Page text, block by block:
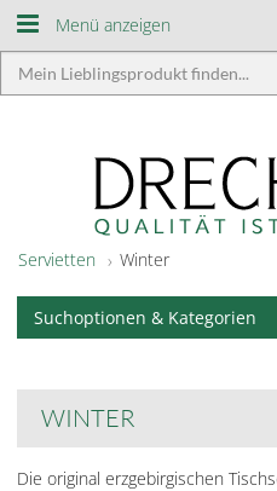
Menü anzeigen
Servietten Winter
Suchoptionen & Kategorien
WINTER
Die original erzgebirgischen